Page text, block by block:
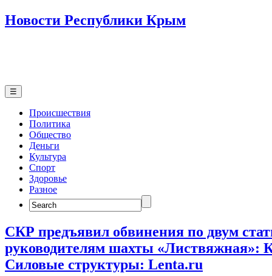
Новости Республики Крым
☰
Происшествия
Политика
Общество
Деньги
Культура
Спорт
Здоровье
Разное
Search
for:
СКР предъявил обвинения по двум
руководителям шахты «Листвяжная»:
Силовые структуры: Lenta.ru